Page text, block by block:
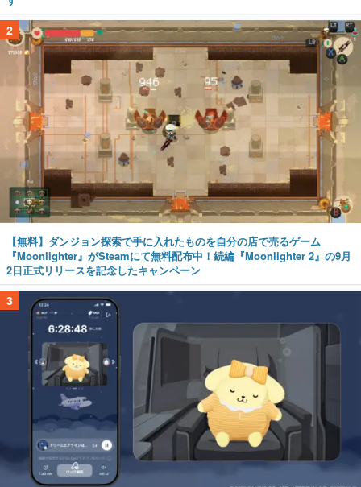
2
【無料】ダンジョン探索で手に入れたものを自分の店で売るゲーム
『Moonlighter』がSteamにて無料配布中！続編『Moonlighter 2』の9月
2日正式リリースを記念したキャンペーン
3